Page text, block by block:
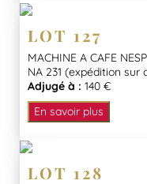
LOT 127
MACHINE A CAFE
NA 231 (expédition sur
Adjugé à : 140 €
En savoir plus
LOT 128